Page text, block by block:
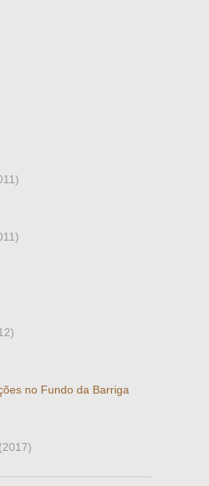
no Fundo da Barriga
(2017)